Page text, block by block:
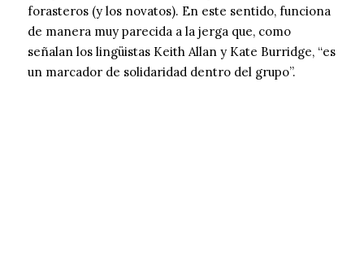
forasteros (y los novatos). En este sentido, funciona
de manera muy parecida a la jerga que, como
señalan los lingüistas Keith Allan y Kate Burridge, “es
un marcador de solidaridad dentro del grupo”.